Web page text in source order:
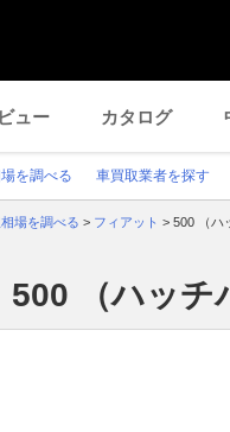
ュー カタログ
を調べる 車買取業者を探す
場を調べる > フィアット > 500 （ハ
500 （ハッチ